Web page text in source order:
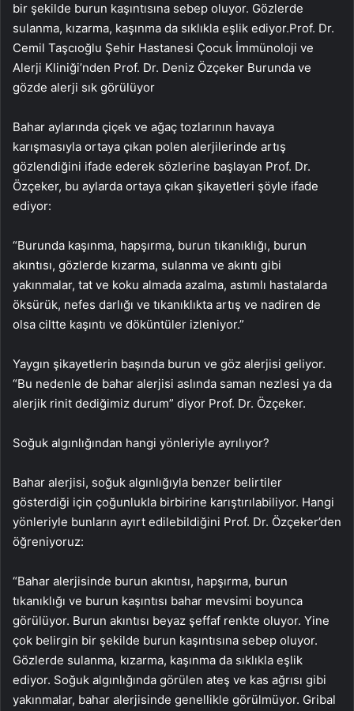
bir şekilde burun kaşıntısına sebep oluyor. Gözlerde
sulanma, kızarma, kaşınma da sıklıkla eşlik ediyor.Prof. Dr.
Cemil Taşcıoğlu Şehir Hastanesi Çocuk İmmünoloji ve
Alerji Kliniği’nden Prof. Dr. Deniz Özçeker Burunda ve
gözde alerji sık görülüyor
Bahar aylarında çiçek ve ağaç tozlarının havaya
karışmasıyla ortaya çıkan polen alerjilerinde artış
gözlendiğini ifade ederek sözlerine başlayan Prof. Dr.
Özçeker, bu aylarda ortaya çıkan şikayetleri şöyle ifade
ediyor:
“Burunda kaşınma, hapşırma, burun tıkanıklığı, burun
akıntısı, gözlerde kızarma, sulanma ve akıntı gibi
yakınmalar, tat ve koku almada azalma, astımlı hastalarda
öksürük, nefes darlığı ve tıkanıklıkta artış ve nadiren de
olsa ciltte kaşıntı ve döküntüler izleniyor.”
Yaygın şikayetlerin başında burun ve göz alerjisi geliyor.
“Bu nedenle de bahar alerjisi aslında saman nezlesi ya da
alerjik rinit dediğimiz durum” diyor Prof. Dr. Özçeker.
Soğuk algınlığından hangi yönleriyle ayrılıyor?
Bahar alerjisi, soğuk algınlığıyla benzer belirtiler
gösterdiği için çoğunlukla birbirine karıştırılabiliyor. Hangi
yönleriyle bunların ayırt edilebildiğini Prof. Dr. Özçeker’den
öğreniyoruz:
“Bahar alerjisinde burun akıntısı, hapşırma, burun
tıkanıklığı ve burun kaşıntısı bahar mevsimi boyunca
görülüyor. Burun akıntısı beyaz şeffaf renkte oluyor. Yine
çok belirgin bir şekilde burun kaşıntısına sebep oluyor.
Gözlerde sulanma, kızarma, kaşınma da sıklıkla eşlik
ediyor. Soğuk algınlığında görülen ateş ve kas ağrısı gibi
yakınmalar, bahar alerjisinde genellikle görülmüyor. Gribal